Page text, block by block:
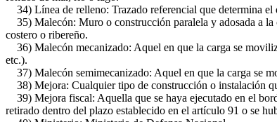
34) Línea de relleno: Trazado referencial que determina
35) Malecón: Muro o construcción paralela y adosada a la
costero o ribereño.
36) Malecón mecanizado: Aquel en que la carga se
etc.).
37) Malecón semimecanizado: Aquel en que la carga se
38) Mejora: Cualquier tipo de construcción o instalación
39) Mejora fiscal: Aquella que se haya ejecutado en el
retirado dentro del plazo establecido en el artículo 91 o se